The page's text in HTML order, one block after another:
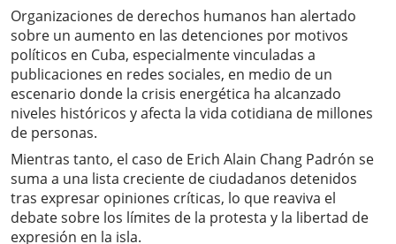
Organizaciones de derechos humanos han alertado
sobre un aumento en las detenciones por motivos
políticos en Cuba, especialmente vinculadas a
publicaciones en redes sociales, en medio de un
escenario donde la crisis energética ha alcanzado
niveles históricos y afecta la vida cotidiana de millones
de personas.
Mientras tanto, el caso de Erich Alain Chang Padrón se
suma a una lista creciente de ciudadanos detenidos
tras expresar opiniones críticas, lo que reaviva el
debate sobre los límites de la protesta y la libertad de
expresión en la isla.